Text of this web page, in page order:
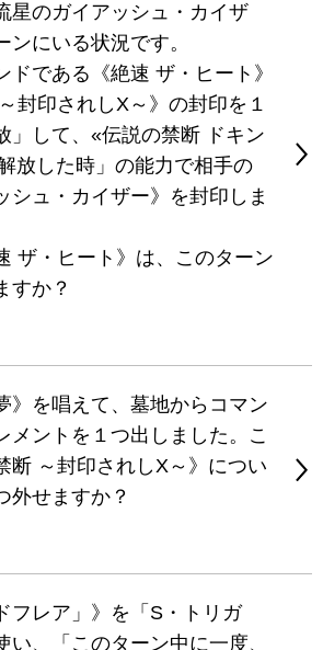
星のガイアッシュ・カイザ
ンにいる状況です。
ドである《絶速 ザ・ヒート》
封印されしX～》の封印を１
」して、«伝説の禁断 ドキン
放した時」の能力で相手の
シュ・カイザー》を封印しま
ザ・ヒート》は、このターン
すか？
》を唱えて、墓地からコマン
メントを１つ出しました。こ
断 ～封印されしX～》につい
外せますか？
フレア」》を「S・トリガ
い、「このターン中に一度、